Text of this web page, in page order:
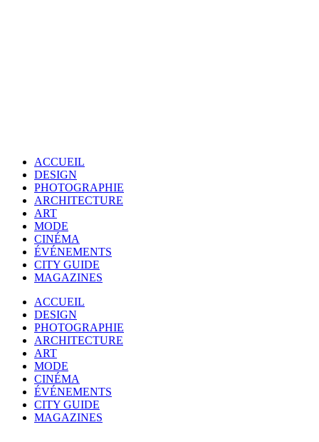
ACCUEIL
DESIGN
PHOTOGRAPHIE
ARCHITECTURE
ART
MODE
CINÉMA
ÉVÉNEMENTS
CITY GUIDE
MAGAZINES
ACCUEIL
DESIGN
PHOTOGRAPHIE
ARCHITECTURE
ART
MODE
CINÉMA
ÉVÉNEMENTS
CITY GUIDE
MAGAZINES